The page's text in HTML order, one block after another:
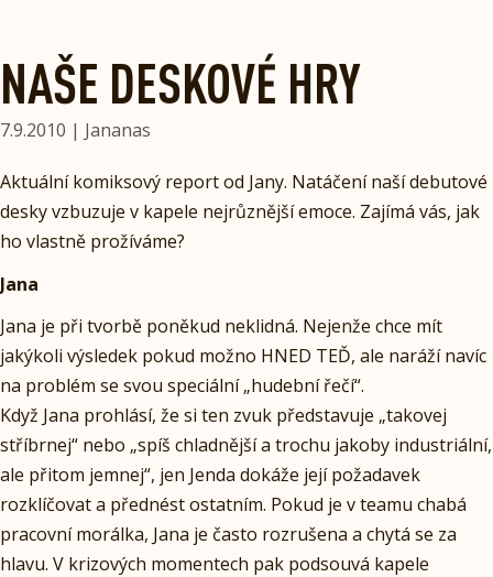
NAŠE DESKOVÉ HRY
7.9.2010 | Jananas
Aktuální komiksový report od Jany. Natáčení naší debutové
desky vzbuzuje v kapele nejrůznější emoce. Zajímá vás, jak
ho vlastně prožíváme?
Jana
Jana je při tvorbě poněkud neklidná. Nejenže chce mít
jakýkoli výsledek pokud možno HNED TEĎ, ale naráží navíc
na problém se svou speciální „hudební řečí“.
Když Jana prohlásí, že si ten zvuk představuje „takovej
stříbrnej“ nebo „spíš chladnější a trochu jakoby industriální,
ale přitom jemnej“, jen Jenda dokáže její požadavek
rozklíčovat a přednést ostatním. Pokud je v teamu chabá
pracovní morálka, Jana je často rozrušena a chytá se za
hlavu. V krizových momentech pak podsouvá kapele